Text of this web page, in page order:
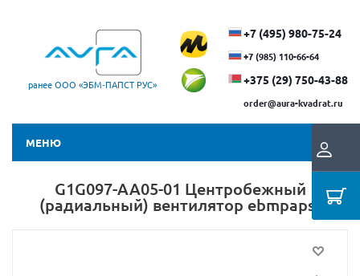
ранее ООО «ЭБМ‑ПАПСТ РУС»
+7 (495) 980-75-24
+7 (985) 110-66-64
+375 (29) ​750-43-88
order@aura-kvadrat.ru
МЕНЮ
G1G097-AA05-01 Центробежный
(радиальный) вентилятор ebmpapst